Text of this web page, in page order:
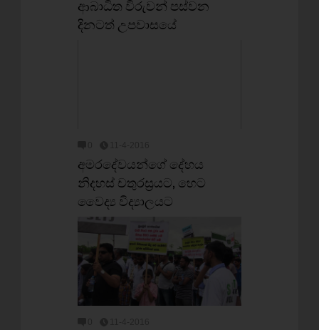
ආබාධිත විරුවන් පස්වන
දිනටත් උපවාසයේ
අමරදේවයන්ගේ දේහය
නිදහස් චතුරස්‍රයට, හෙට
වෛද්‍ය විද්‍යාලයට